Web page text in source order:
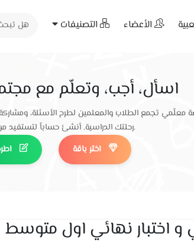
الأعضاء التصنيفات
اسأل، أجب، وتعلّم مع
معلّمي تجمع الطلاب والمعلمين لطرح الأسئلة،
رحلتك الدراسية. أنشئ حساباً لتستفيد من كامل الميزات.
اختر باقة
و اختبار نهائي اول متوسط